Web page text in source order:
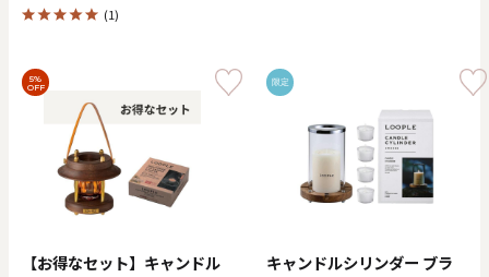
(1)
5%
OFF
【お得なセット】キャンドル
限定
キャンドルシリンダー ブラ